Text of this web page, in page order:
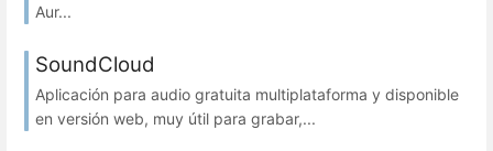
Aur...
SoundCloud
Aplicación para audio gratuita multiplataforma y disponible
en versión web, muy útil para grabar,...